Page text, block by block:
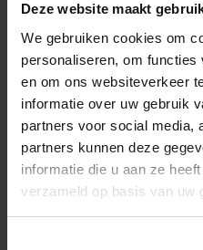
Deze website maakt
We gebruiken cookies om
personaliseren, om
en om ons websiteverkeer
informatie over uw gebruik
partners voor social media,
partners kunnen deze
informatie die u aan ze
verzameld op basis van uw
Bestel nu!